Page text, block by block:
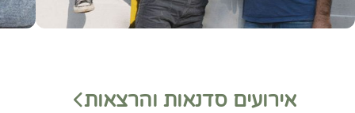
אירועים סדנאות והרצאות